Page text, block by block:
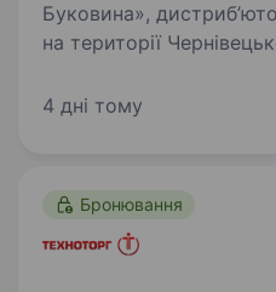
Буковина»,
на території
на складі для роботи у
4 дні тому
Бронювання